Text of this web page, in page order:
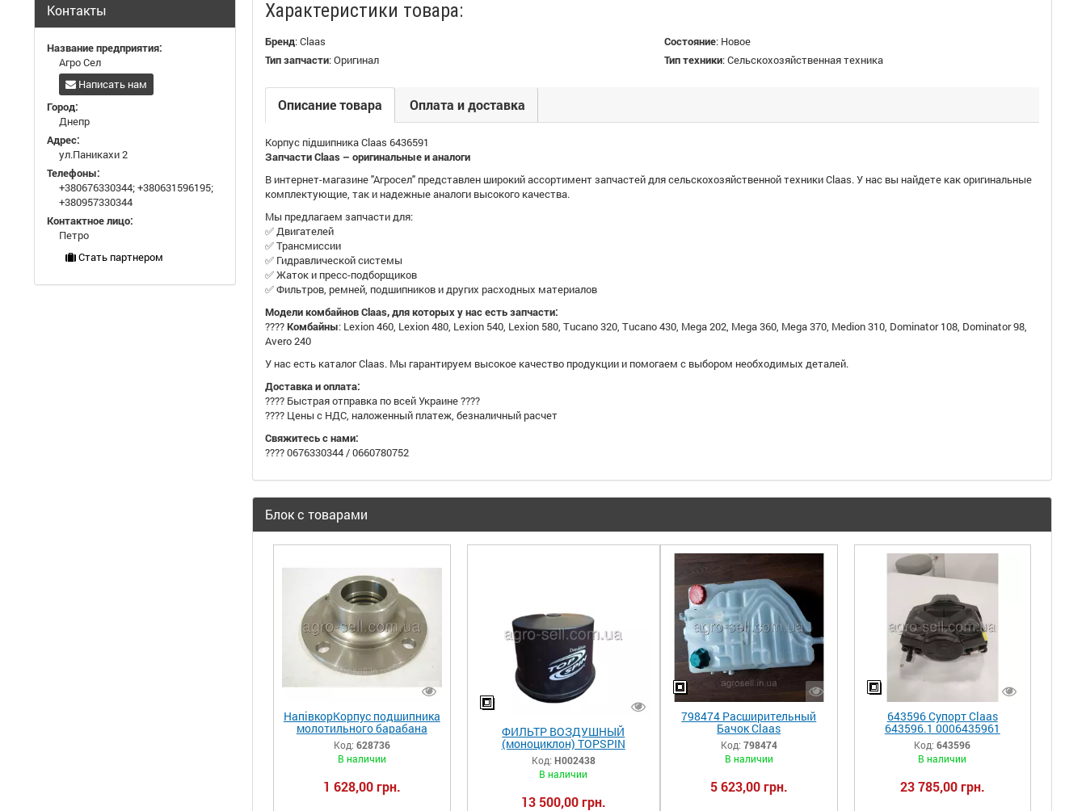
Характеристики товара:
Бренд:Claas Состояние: Новое
Тип запчасти:Оригинал Тип техники:Сельскохозяйственная техника
Описание товара Оплата и доставка
Корпус підшипника Claas 6436591
Запчасти Claas – оригинальные и аналоги
В интернет-магазине "Агросел" представлен широкий ассортимент запчастей для сельскохозяйственной техники Claas. У нас вы найдете как оригинальные
комплектующие, так и надежные аналоги высокого качества.
Мы предлагаем запчасти для:
✅ Двигателей
✅ Трансмиссии
✅ Гидравлической системы
✅ Жаток и пресс-подборщиков
✅ Фильтров, ремней, подшипников и других расходных материалов
Модели комбайнов Claas, для которых у нас есть запчасти:
????Комбайны: Lexion 460, Lexion 480, Lexion 540, Lexion 580, Tucano 320, Tucano 430, Mega 202, Mega 360, Mega 370, Medion 310, Dominator 108, Dominator 98,
Avero 240
У нас есть каталог Claas. Мы гарантируем высокое качество продукции и помогаем с выбором необходимых деталей.
Доставка и оплата:
???? Быстрая отправка по всей Украине ????
???? Цены с НДС, наложенный платеж, безналичный расчет
Свяжитесь с нами:
???? 0676330344 / 0660780752
Блок с товарами
НапівкорКорпус подшипника
молотильного барабана
Claas DOMINATOR MEGA
Lexion 628736 0006287360
628736.0
Код: 628736
В наличии
1 628,00 грн.
ФИЛЬТР ВОЗДУШНЫЙ
(моноциклон) TOPSPIN
(5810361/82084010002),H00243
8 CLAAS (Donaldson)
Код: H002438
В наличии
13 500,00 грн.
798474 Расширительный
Бачок Claas
Tucano,Dominator
0007984741
Код: 798474
В наличии
5 623,00 грн.
643596 Супорт Claas
643596.1 0006435961
Код: 643596
В наличии
23 785,00 грн.
Контакты
Название предприятия:
Агро Сел
Написать нам
Город:
Днепр
Адрес:
ул.Паникахи 2
Телефоны:
+380676330344;+380631596195;
+380957330344
Контактное лицо:
Петро
Стать партнером